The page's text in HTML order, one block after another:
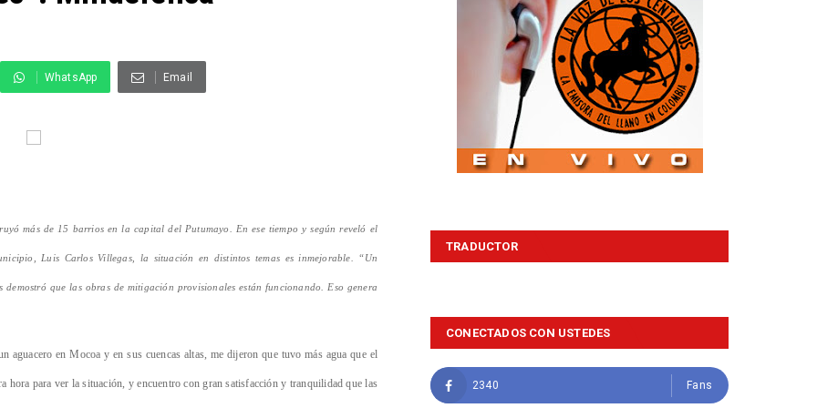
WhatsApp Email
más de 15 barrios en la capital del Putumayo. En ese tiempo y según reveló el
Luis Carlos Villegas, la situación en distintos temas es inmejorable. “Un
que las obras de mitigación provisionales están funcionando. Eso genera
aguacero en Mocoa y en sus cuencas altas, me dijeron que tuvo más agua que el
hora para ver la situación, y encuentro con gran satisfacción y tranquilidad que las
TRADUCTOR
CONECTADOS CON USTEDES
2340 Fans